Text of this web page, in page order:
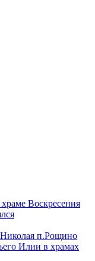
Воскресения
п.Рощино
Илии в храмах